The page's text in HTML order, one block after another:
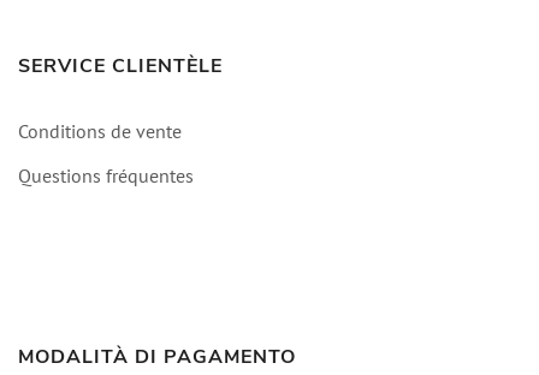
SERVICE CLIENTÈLE
Conditions de vente
Questions fréquentes
MODALITÀ DI PAGAMENTO